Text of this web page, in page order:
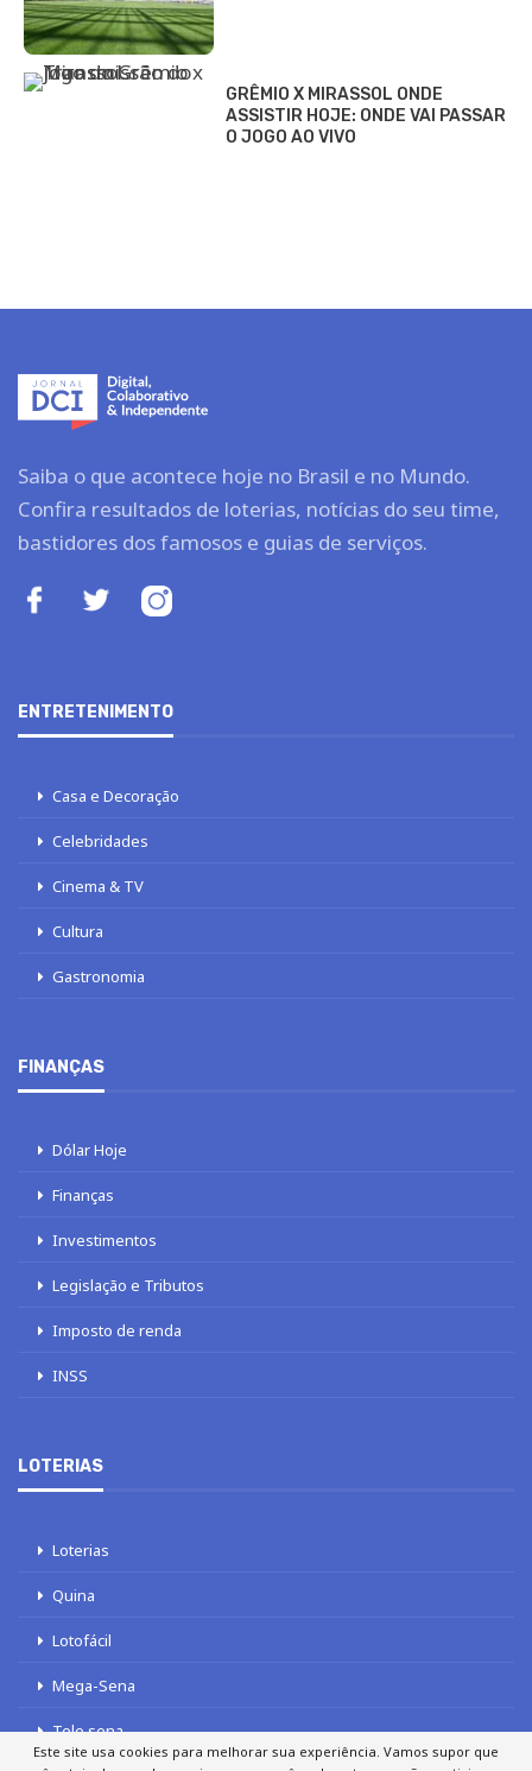
GRÊMIO X MIRASSOL ONDE
ASSISTIR HOJE: ONDE VAI PASSAR
O JOGO AO VIVO
Saiba o que acontece hoje no Brasil e no Mundo.
Confira resultados de loterias, notícias do seu time,
bastidores dos famosos e guias de serviços.
ENTRETENIMENTO
Casa e Decoração
Celebridades
Cinema & TV
Cultura
Gastronomia
FINANÇAS
Dólar Hoje
Finanças
Investimentos
Legislação e Tributos
Imposto de renda
INSS
LOTERIAS
Loterias
Quina
Lotofácil
Mega-Sena
Tele sena
Este site usa cookies para melhorar sua experiência. Vamos supor que